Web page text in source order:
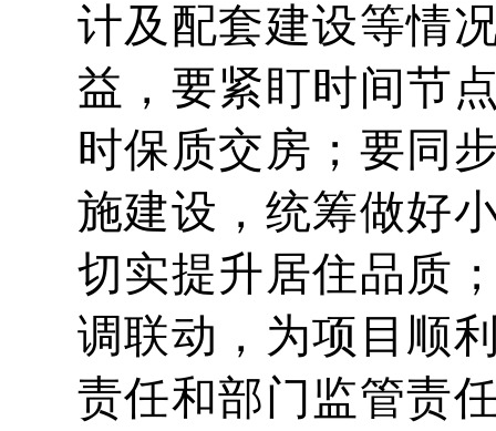
计及配套建设等情
益，要紧盯时间节
时保质交房；要同
施建设，统筹做好
切实提升居住品质
调联动，为项目顺
责任和部门监管责